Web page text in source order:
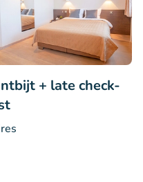
+ late check-